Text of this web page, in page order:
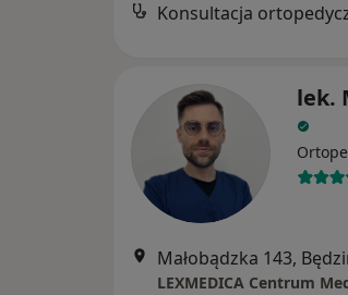
Konsultacja
lek.
Małobądzka 143,
LEXMEDICA Centrum